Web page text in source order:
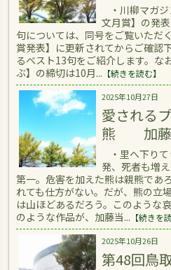
・川柳マガ
文月賞】の発
句については、同号をご覧いただ
賞発表】に更新されてからご確認
るベスト13句をご紹介します。な
ぶ】の締切は10月... 【続きを読む】
2025年10月27日
愛される
熊 加藤
・里へ下り
発、死者も増
第一。危害を加えた熊は親熊であ
れても仕方がない。だが、熊の立
は山ほどあるだろう。このような
のような作品が、加藤当... 【続きを
2025年10月26日
第48回鳥